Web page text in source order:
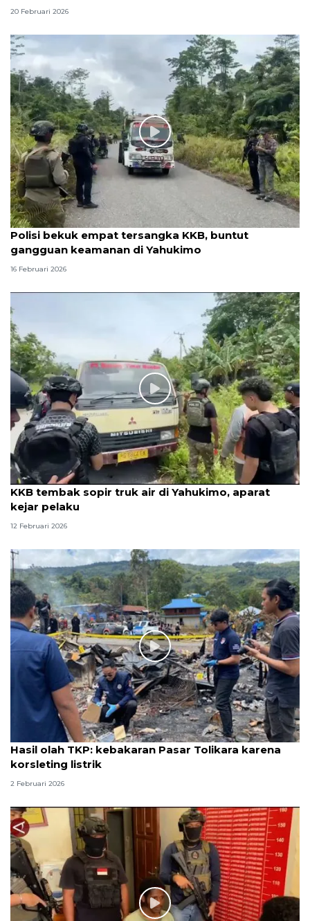
20 Februari 2026
Polisi bekuk empat tersangka KKB, buntut
gangguan keamanan di Yahukimo
16 Februari 2026
KKB tembak sopir truk air di Yahukimo, aparat
kejar pelaku
12 Februari 2026
Hasil olah TKP: kebakaran Pasar Tolikara karena
korsleting listrik
2 Februari 2026